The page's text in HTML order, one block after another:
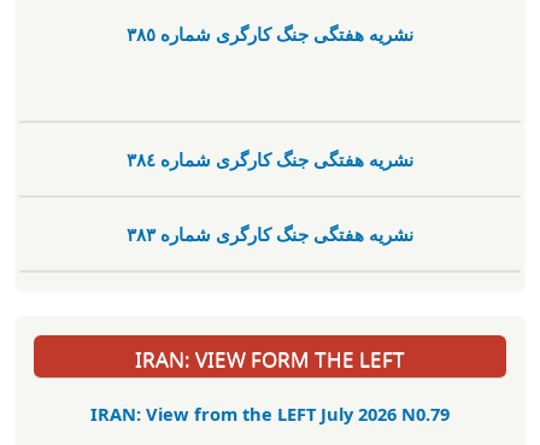
نشریە هفتگی جنگ کارگری شمارە ٣٨٥
نشریە هفتگی جنگ کارگری شمارە ٣٨٤
نشریە هفتگی جنگ کارگری شمارە ٣٨٣
IRAN: VIEW FORM THE LEFT
IRAN: View from the LEFT July 2026 N0.79